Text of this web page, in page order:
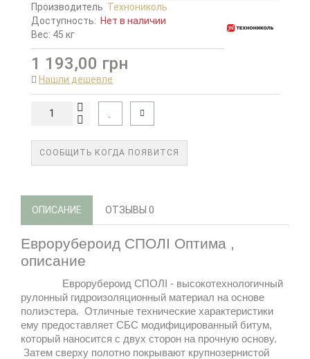
Производитель Технониколь
Доступность: Нет в наличии
Вес: 45 кг
1 193,00 грн
Нашли дешевле
СООБЩИТЬ КОГДА ПОЯВИТСЯ
ОПИСАНИЕ ОТЗЫВЫ 0
Еврорубероид СПОЛІ Оптима ,
описание
Еврорубероид СПОЛІ - высокотехнологичный
рулонный гидроизоляционный материал на основе
полиэстера. Отличные технические характеристики
ему предоставляет СБС модифицированный битум,
который наносится с двух сторон на прочную основу.
Затем сверху полотно покрывают крупнозернистой